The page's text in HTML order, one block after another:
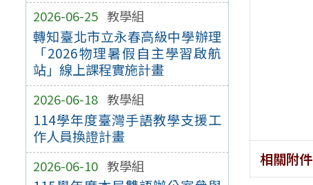
2026-06-25 教學組
轉知臺北市立永春高級中學辦理
「2026物理暑假自主學習啟航
站」線上課程實施計畫
2026-06-18 教學組
114學年度臺灣手語教學支援工
作人員換證計畫
2026-06-10 教學組
相關附件